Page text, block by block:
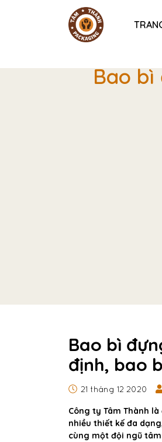
Bao bì
Bao bì
định, bao
21 tháng 12 2020
Công ty Tâm Thành
nhiều thiết kế đa
cùng một đội ngũ